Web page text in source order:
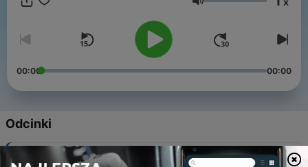
z przyjemnością słuchać całą rodziną.
Głośność
00:00 00:00
Odcinki
Why there are so many gnomes in Wroclaw?